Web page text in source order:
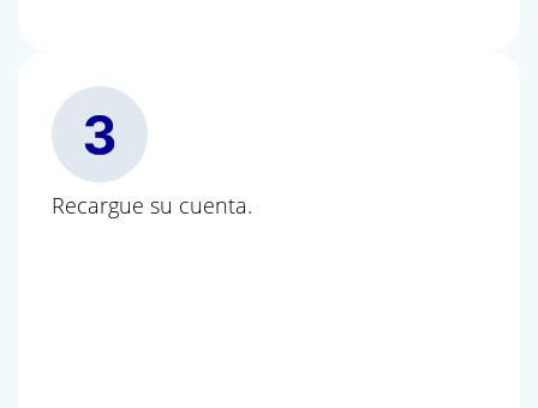
Recargue su cuenta.